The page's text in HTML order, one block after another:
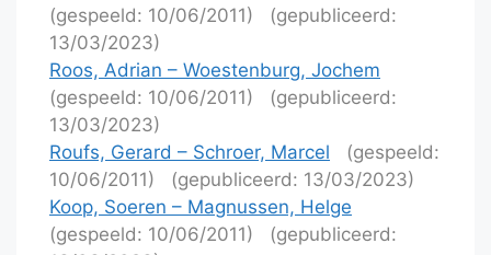
(gespeeld: 10/06/2011)
(gepubliceerd:
13/03/2023)
Roos, Adrian – Woestenburg, Jochem
(gespeeld: 10/06/2011)
(gepubliceerd:
13/03/2023)
Roufs, Gerard – Schroer, Marcel
(gespeeld:
10/06/2011)
(gepubliceerd: 13/03/2023)
Koop, Soeren – Magnussen, Helge
(gespeeld: 10/06/2011)
(gepubliceerd: